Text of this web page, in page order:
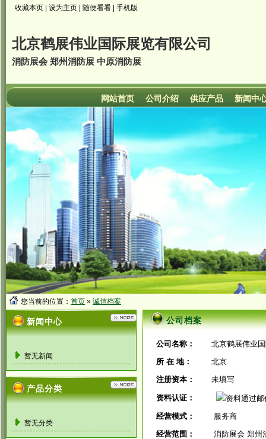
收藏本页 设为主页 随便看看 手机版
北京鹤展伟业国际展览有限公司
消防展会 郑州消防展 中原消防展
网站首页 公司介绍 供应产品 新闻中
您当前的位置： 首页 » 诚信档案
新闻中心
暂无新闻
产品分类
暂无分类
公司档案
公司名称：
北京鹤展伟业
所 在 地：
北京
注册资本：
未填写
资料认证：
经营模式：
服务商
经营范围：
消防展会 郑州